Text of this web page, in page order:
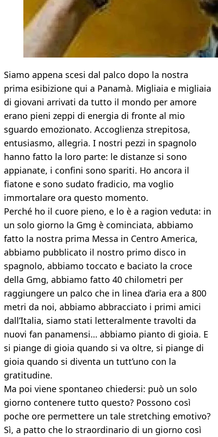
Siamo appena scesi dal palco dopo la nostra
prima esibizione qui a Panamà. Migliaia e migliaia
di giovani arrivati da tutto il mondo per amore
erano pieni zeppi di energia di fronte al mio
sguardo emozionato. Accoglienza strepitosa,
entusiasmo, allegria. I nostri pezzi in spagnolo
hanno fatto la loro parte: le distanze si sono
appianate, i confini sono spariti. Ho ancora il
fiatone e sono sudato fradicio, ma voglio
immortalare ora questo momento.
Perché ho il cuore pieno, e lo è a ragion veduta: in
un solo giorno la Gmg è cominciata, abbiamo
fatto la nostra prima Messa in Centro America,
abbiamo pubblicato il nostro primo disco in
spagnolo, abbiamo toccato e baciato la croce
della Gmg, abbiamo fatto 40 chilometri per
raggiungere un palco che in linea d’aria era a 800
metri da noi, abbiamo abbracciato i primi amici
dall’Italia, siamo stati letteralmente travolti da
nuovi fan panamensi… abbiamo pianto di gioia. E
si piange di gioia quando si va oltre, si piange di
gioia quando si diventa un tutt’uno con la
gratitudine.
Ma poi viene spontaneo chiedersi: può un solo
giorno contenere tutto questo? Possono così
poche ore permettere un tale stretching emotivo?
Sì, a patto che lo straordinario di un giorno così